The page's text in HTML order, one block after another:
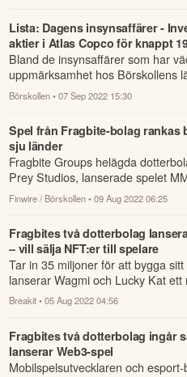
Lista: Dagens insynsaffärer -
aktier i Atlas Copco för knappt
Bland de insynsaffärer som har
uppmärksamhet hos Börskollens
september finner vi bland annat
ak...
Börskollen • 07 Sep 2022 15:30
Spel från Fragbite-bolag rankas
sju länder
Fragbite Groups helägda
Prey Studios, lanserade spelet
Ultimate Fight i juli.
Finwire / Börskollen • 09 Aug 2022 06:25
Fragbites två dotterbolag
– vill sälja NFT:er till spelare
Tar in 35 miljoner för att bygga
lanserar Wagmi och Lucky Kat ett
Breakit • 05 Aug 2022 04:56
Fragbites två dotterbolag ingår
lanserar Web3-spel
Mobilspelsutvecklaren och